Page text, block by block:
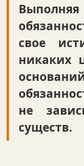
свое
никаких
не
существ.